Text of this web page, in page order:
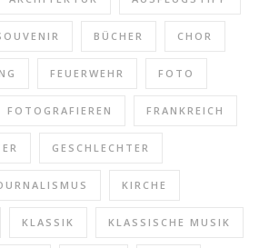
BÜCHER CHOR
FEUERWEHR FOTO
FOTOGRAFIEREN FRANKREICH
GESCHLECHTER
KIRCHE
KLASSIK KLASSISCHE MUSIK